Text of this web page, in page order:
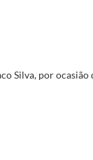
a 7 de dezembro de
em Vera Cruz, a 8 de
Cruz, a 9 de
Cruz, a 9 de dezembro
Comissão Europeia,
Silva, por ocasião